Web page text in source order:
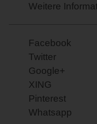
Weitere
Facebook
Twitter
Google+
XING
Pinterest
Whatsapp